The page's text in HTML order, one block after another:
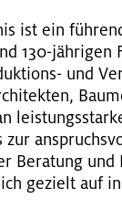
ist ein
130-
und
Be­ra­tung
ge­zielt auf